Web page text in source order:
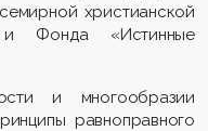
христианской
и Фонда «Истинные
и многообразии
равноправного